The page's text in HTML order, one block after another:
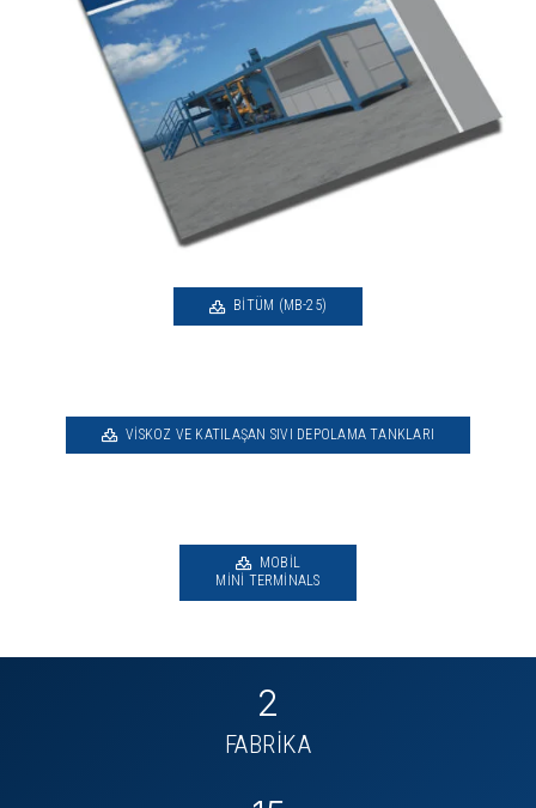
BITÜM (MB-25)
VISKOZ VE KATILAŞAN SIVI DEPOLAMA TANKLARI
MOBIL
MINI TERMINALS
2
FABRİKA